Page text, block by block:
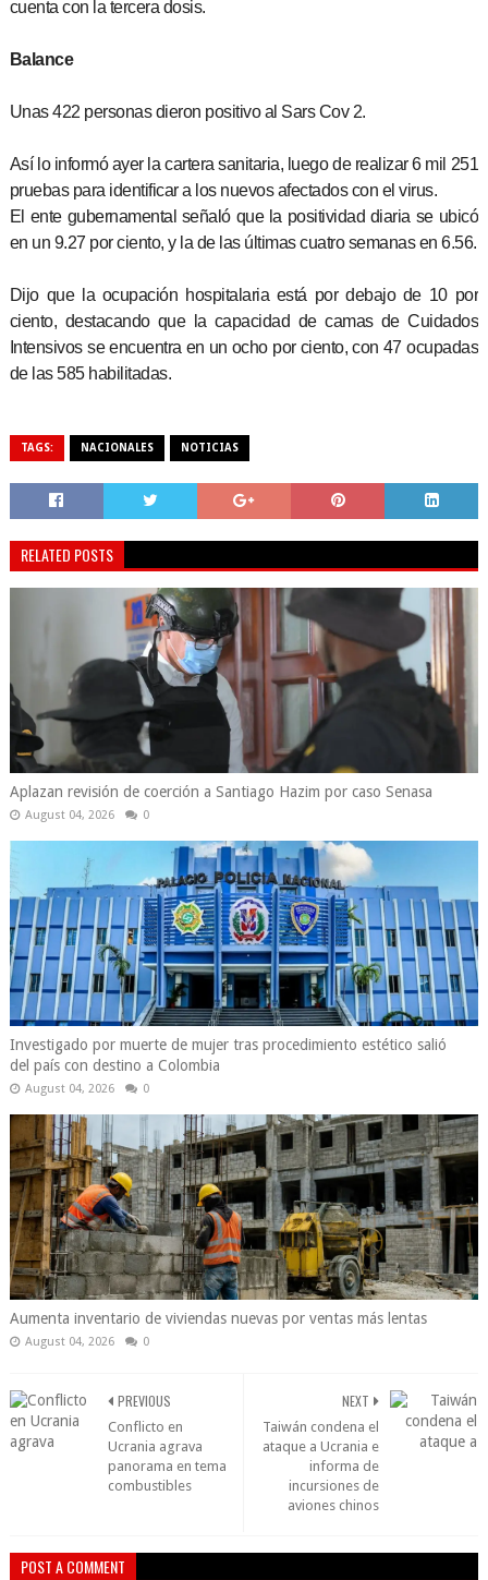
cuenta con la tercera dosis.
Balance
Unas 422 personas dieron positivo al Sars Cov 2.
Así lo informó ayer la cartera sanitaria, luego de realizar 6 mil 251
pruebas para identificar a los nuevos afectados con el virus.
El ente gubernamental señaló que la positividad diaria se ubicó
en un 9.27 por ciento, y la de las últimas cuatro semanas en 6.56.
Dijo que la ocupación hospitalaria está por debajo de 10 por
ciento, destacando que la capacidad de camas de Cuidados
Intensivos se encuentra en un ocho por ciento, con 47 ocupadas
de las 585 habilitadas.
TAGS: NACIONALES NOTICIAS
RELATED POSTS
Aplazan revisión de coerción a Santiago Hazim por caso Senasa
August 04, 2026 0
Investigado por muerte de mujer tras procedimiento estético salió
del país con destino a Colombia
August 04, 2026 0
Aumenta inventario de viviendas nuevas por ventas más lentas
August 04, 2026 0
NEXT
Taiwán condena el
ataque a Ucrania e
informa de
incursiones de
aviones chinos
PREVIOUS
Conflicto en
Ucrania agrava
panorama en tema
combustibles
POST A COMMENT